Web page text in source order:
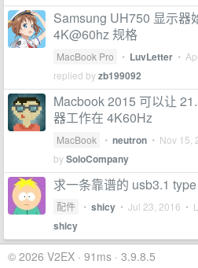
Samsung UH750 显示器
4K@60hz 规格
MacBook Pro • LuvLetter •
replied byzb199092
Macbook 2015 可以让
器工作在 4K60Hz
MacBook • neutron • Nov 15,
bySoloCompany
求一条靠谱的 usb3.1
配件 • shicy • Jul 23, 2016 •
shicy
© 2026 V2EX · 91ms · 3.9.8.5